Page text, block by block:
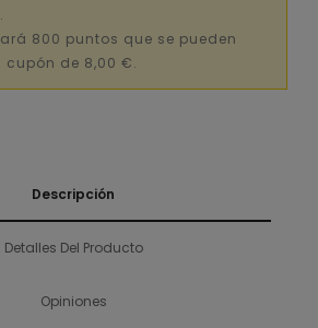
800 puntos que se pueden
cupón de 8,00 €.
Descripción
Detalles Del Producto
Opiniones